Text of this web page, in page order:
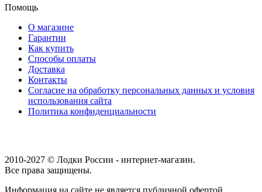
Помощь
О магазине
Гарантии
Как купить
Способы оплаты
Доставка
Контакты
Согласие на обработку персональных данных и условия
использования сайта
Политика конфиденциальности
2010-2027 © Лодки России - интернет-магазин.
Все права защищены.